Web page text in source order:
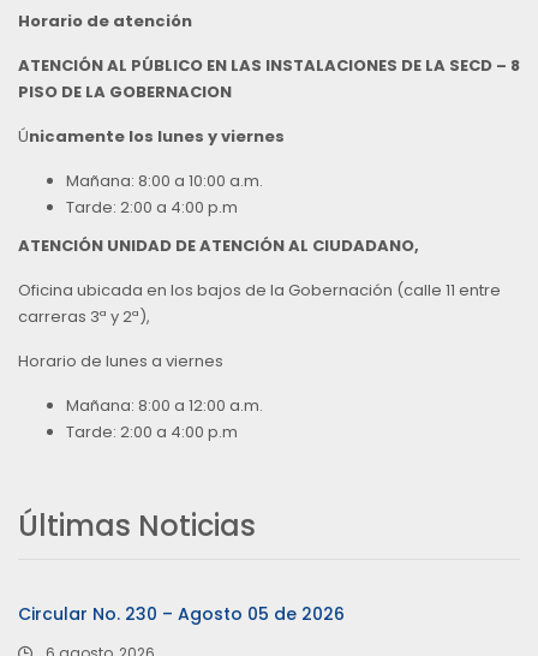
Horario de atención
ATENCIÓN AL PÚBLICO EN LAS INSTALACIONES DE LA SECD – 8
PISO DE LA GOBERNACION
Únicamente los lunes y viernes
Mañana: 8:00 a 10:00 a.m.
Tarde: 2:00 a 4:00 p.m
ATENCIÓN UNIDAD DE ATENCIÓN AL CIUDADANO,
Oficina ubicada en los bajos de la Gobernación (calle 11 entre
carreras 3ª y 2ª),
Horario de lunes a viernes
Mañana: 8:00 a 12:00 a.m.
Tarde: 2:00 a 4:00 p.m
Últimas Noticias
Circular No. 230 – Agosto 05 de 2026